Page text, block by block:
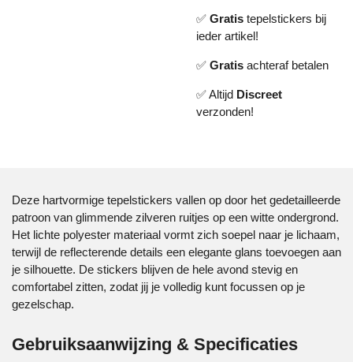
✅ Gratis tepelstickers bij
ieder artikel!
✅ Gratis achteraf betalen
✅ Altijd Discreet
verzonden!
Deze hartvormige tepelstickers vallen op door het gedetailleerde
patroon van glimmende zilveren ruitjes op een witte ondergrond.
Het lichte polyester materiaal vormt zich soepel naar je lichaam,
terwijl de reflecterende details een elegante glans toevoegen aan
je silhouette. De stickers blijven de hele avond stevig en
comfortabel zitten, zodat jij je volledig kunt focussen op je
gezelschap.
Gebruiksaanwijzing & Specificaties